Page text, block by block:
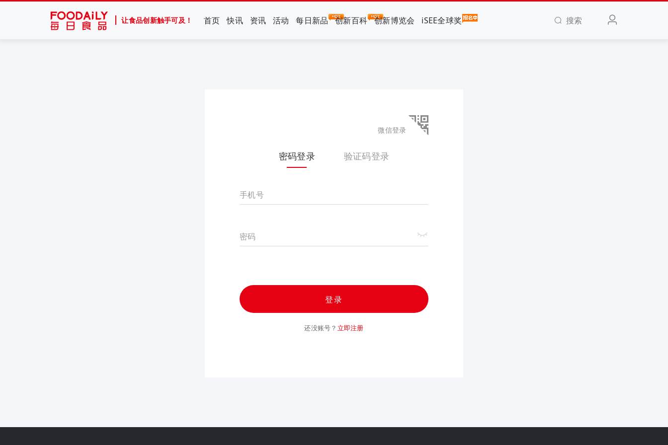
让食品创新触手可及！ 首页 快讯 资讯 活动 每日新品 创新百科 创新博览会 iSEE全球奖 搜索
微信登录
密码登录 验证码登录
手机号
密码
登录
还没账号？ 立即注册